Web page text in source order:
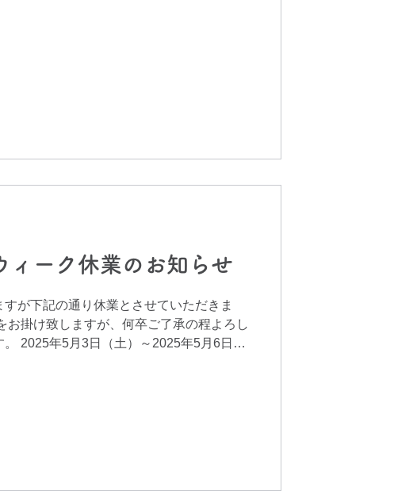
ィーク休業のお知らせ
が下記の通り休業とさせていただきま
お掛け致しますが、何卒ご了承の程よろし
。 2025年5月3日（土）～2025年5月6日